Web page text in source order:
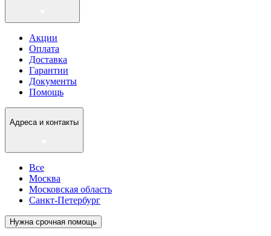
Акции
Оплата
Доставка
Гарантии
Документы
Помощь
Адреса и контакты
Все
Москва
Московская область
Санкт-Петербург
Нужна срочная помощь